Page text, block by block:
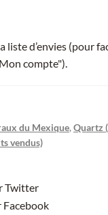
liste d’envies (pour
compte").
du Mexique, Quartz
vendus)
Twitter
Facebook